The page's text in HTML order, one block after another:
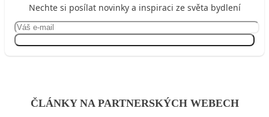
Nechte si posílat novinky a inspiraci ze světa bydlení
ČLÁNKY NA PARTNERSKÝCH WEBECH